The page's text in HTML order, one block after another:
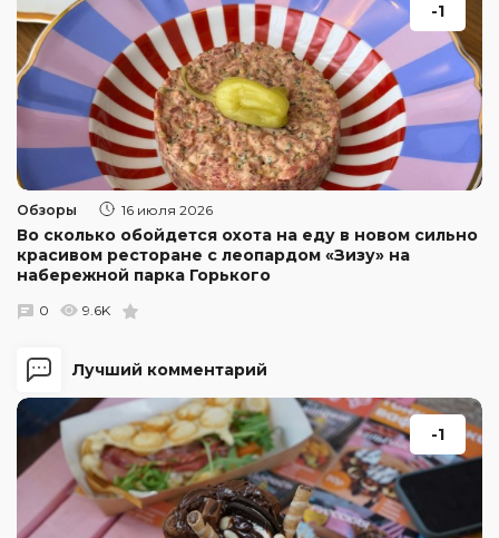
Лучший комментарий
-1
-1
Обзоры 16 июля 2026
Во сколько обойдется охота на еду в новом сильно
красивом ресторане с леопардом «Зизу» на
набережной парка Горького
0 9.6K